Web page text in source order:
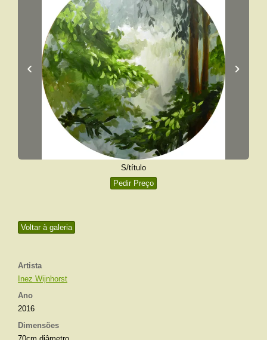
Voltar à galeria
Artista
Inez Wijnhorst
Ano
2016
Dimensões
‹ ›
S/título
Pedir Preço